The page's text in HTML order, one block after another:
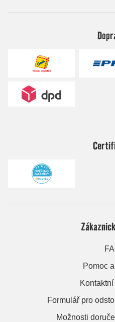
Pomoc
Formulář pro
Možnosti